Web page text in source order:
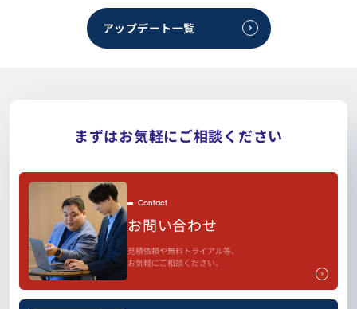
アップデート一覧
まずはお気軽にご相談ください
Contact
お問い合わせ
見積依頼や無料トライアル等、
お気軽にご相談ください。